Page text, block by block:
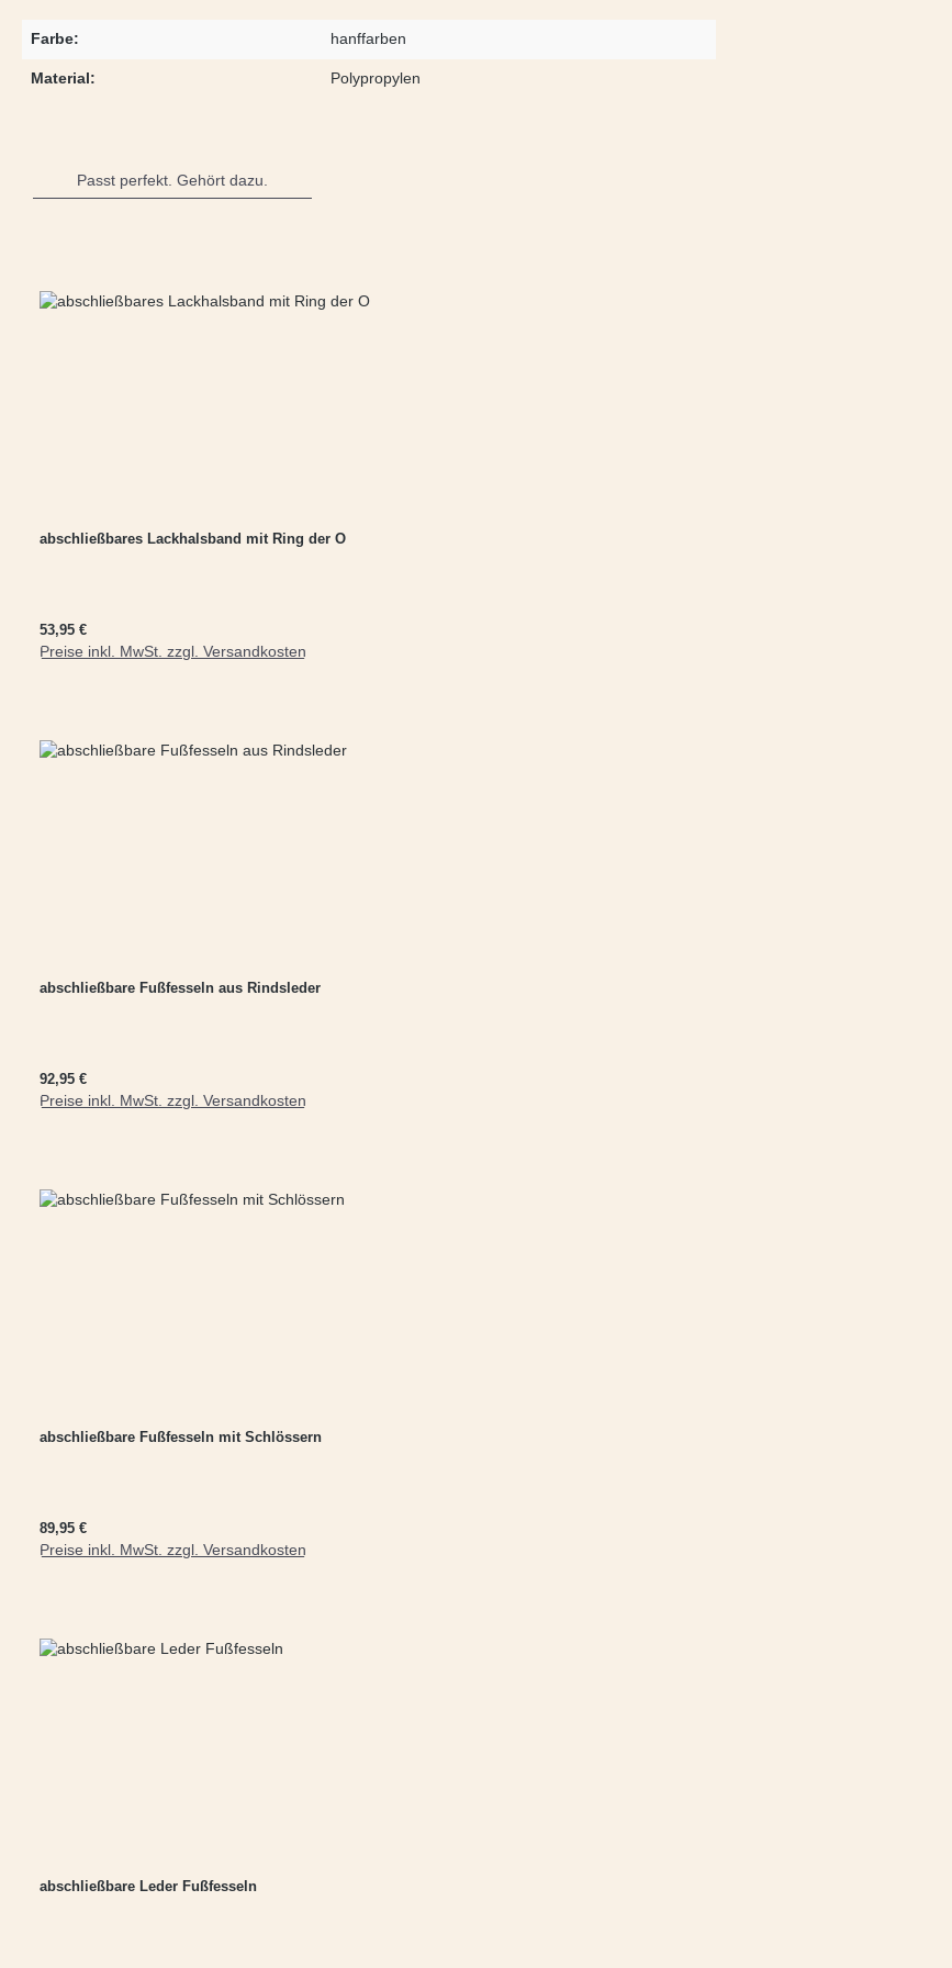
Farbe: hanffarben
Material: Polypropylen
Passt perfekt. Gehört dazu.
abschließbares Lackhalsband mit Ring der O
Regulärer Preis:
53,95 €
Preise inkl. MwSt. zzgl. Versandkosten
abschließbare Fußfesseln aus Rindsleder
Regulärer Preis:
92,95 €
Preise inkl. MwSt. zzgl. Versandkosten
abschließbare Fußfesseln mit Schlössern
Regulärer Preis:
89,95 €
Preise inkl. MwSt. zzgl. Versandkosten
abschließbare Leder Fußfesseln